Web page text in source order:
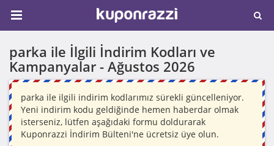
parka ile İlgili İndirim Kodları ve
Kampanyalar - Ağustos 2026
parka ile ilgili indirim kodlarımız sürekli güncelleniyor.
Yeni indirim kodu geldiğinde hemen haberdar olmak
isterseniz, lütfen aşağıdaki formu doldurarak
Kuponrazzi İndirim Bülteni'ne ücretsiz üye olun.